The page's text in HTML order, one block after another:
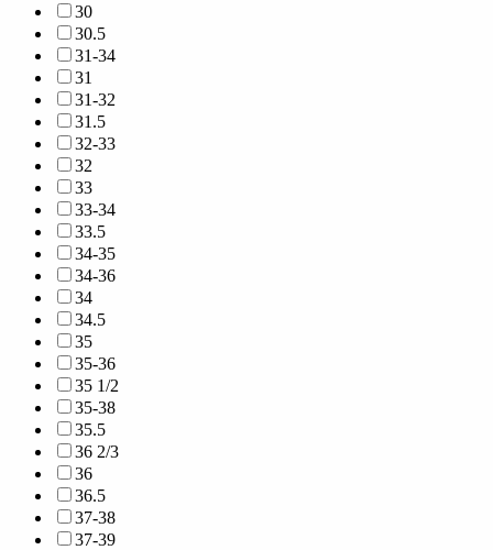
30
30.5
31-34
31
31-32
31.5
32-33
32
33
33-34
33.5
34-35
34-36
34
34.5
35
35-36
35 1/2
35-38
35.5
36 2/3
36
36.5
37-38
37-39